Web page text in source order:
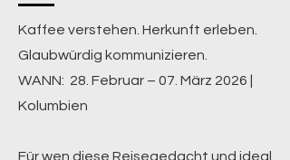
Kaffee verstehen. Herkunft erleben.
Glaubwürdig kommunizieren.
WANN: 28. Februar – 07. März 2026 |
Kolumbien
Für wen diese Reisegedacht und ideal